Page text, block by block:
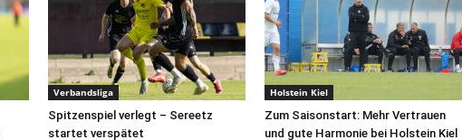
Verbandsliga
Spitzenspiel verlegt – Sereetz
startet verspätet
Holstein Kiel
Zum Saisonstart: Mehr Vertrauen
und gute Harmonie bei Holstein Kiel